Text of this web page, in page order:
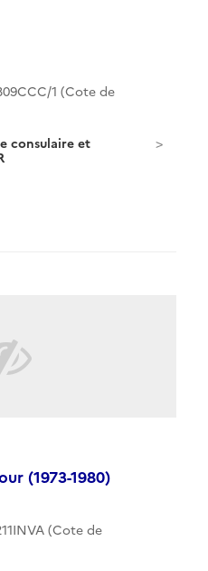
1 (Cote de
consulaire et
(1973-1980)
(Cote de